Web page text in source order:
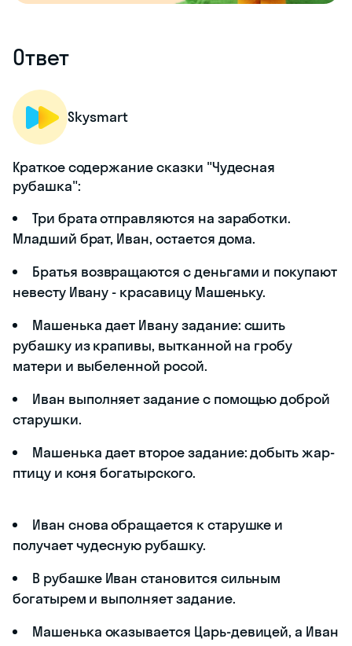
Ответ
Skysmart
Краткое содержание сказки "Чудесная
рубашка":
Три брата отправляются на заработки.
Младший брат, Иван, остается дома.
Братья возвращаются с деньгами и покупают
невесту Ивану - красавицу Машеньку.
Машенька дает Ивану задание: сшить
рубашку из крапивы, вытканной на гробу
матери и выбеленной росой.
Иван выполняет задание с помощью доброй
старушки.
Машенька дает второе задание: добыть жар-
птицу и коня богатырского.
Иван снова обращается к старушке и
получает чудесную рубашку.
В рубашке Иван становится сильным
богатырем и выполняет задание.
Машенька оказывается Царь-девицей, а Иван